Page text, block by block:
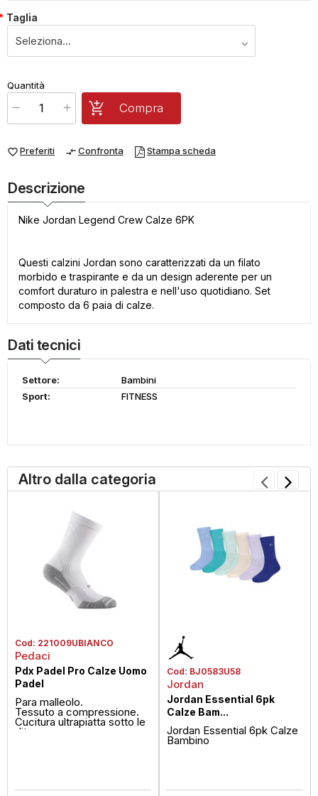
Taglia
x1 Prezzo finale:
Quantità
favorite_borderPreferiti compare_arrowsConfronta Stampa scheda
Compra
Descrizione
Nike Jordan Legend Crew Calze 6PK
Questi calzini Jordan sono caratterizzati da un filato
morbido e traspirante e da un design aderente per un
comfort duraturo in palestra e nell'uso quotidiano. Set
composto da 6 paia di calze.
Dati tecnici
Settore:
Bambini
Sport:
FITNESS
Altro dalla categoria
Cod: 221009UBIANCO
Pedaci
Pdx Padel Pro Calze Uomo
Padel
Para malleolo.
Tessuto a compressione.
Cucitura ultrapiatta sotto le
dita.
Cod: BJ0583U58
Jordan
Jordan Essential 6pk
Calze Bam...
Jordan Essential 6pk Calze
Bambino